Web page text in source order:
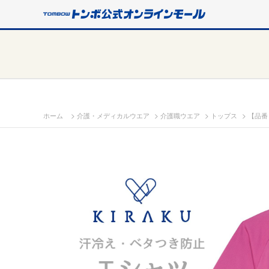
ホーム > 介護・メディカルウエア > 介護職ウエア > トップス > 【品